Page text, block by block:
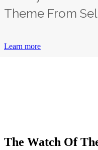
Theme From
Learn more
The Watch Of